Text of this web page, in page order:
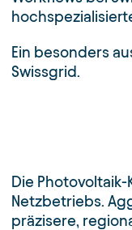
Ein besonders
Swissgrid.
Die
Netzbetriebs.
präzisere,